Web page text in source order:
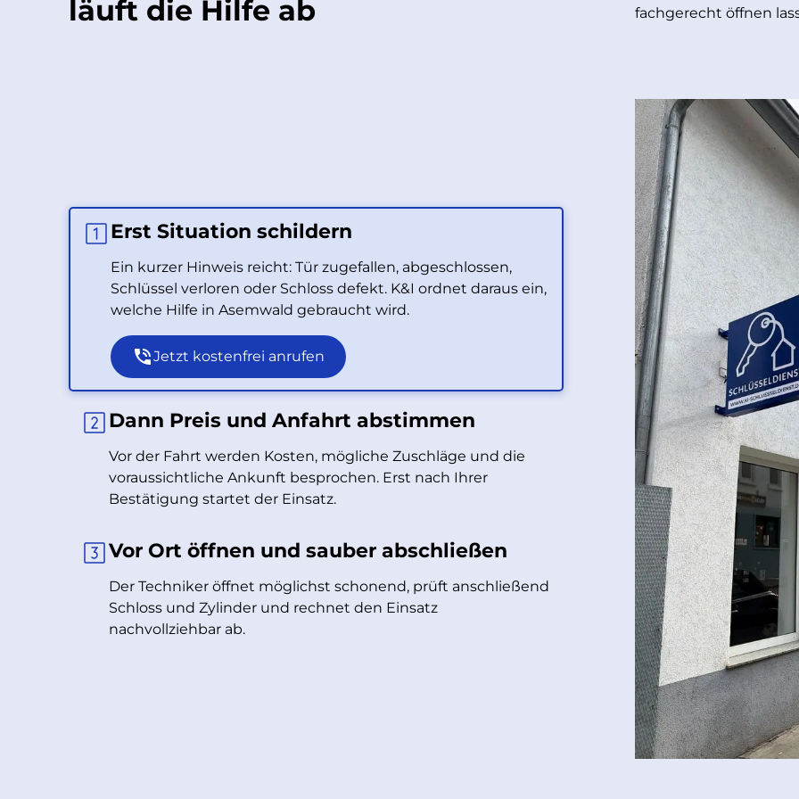
läuft die Hilfe ab
fachgerecht öffnen
Erst Situation schildern
Ein kurzer Hinweis reicht: Tür zugefallen, abgeschlossen,
Schlüssel verloren oder Schloss defekt. K&I ordnet daraus ein,
welche Hilfe in Asemwald gebraucht wird.
Jetzt kostenfrei anrufen
Dann Preis und Anfahrt abstimmen
Vor der Fahrt werden Kosten, mögliche Zuschläge und die
voraussichtliche Ankunft besprochen. Erst nach Ihrer
Bestätigung startet der Einsatz.
Vor Ort öffnen und sauber abschließen
Der Techniker öffnet möglichst schonend, prüft anschließend
Schloss und Zylinder und rechnet den Einsatz
nachvollziehbar ab.